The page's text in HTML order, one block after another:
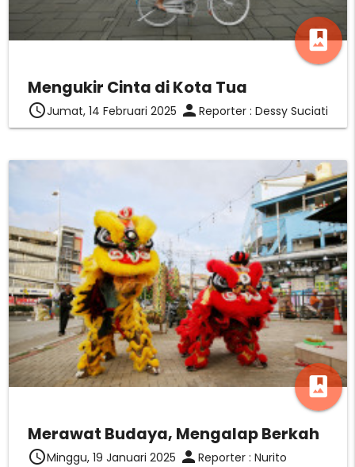
photo_album
Mengukir Cinta di Kota Tua
access_timeJumat, 14 Februari 2025 person Reporter : Dessy Suciati
photo_album
Merawat Budaya, Mengalap Berkah
access_timeMinggu, 19 Januari 2025 person Reporter : Nurito